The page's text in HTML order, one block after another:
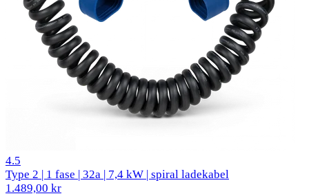
4.5
Type 2 | 1 fase | 32a | 7,4 kW | spiral ladekabel
1.489,00 kr